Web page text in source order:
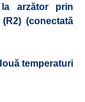
arzător prin
(conectată
temperaturi